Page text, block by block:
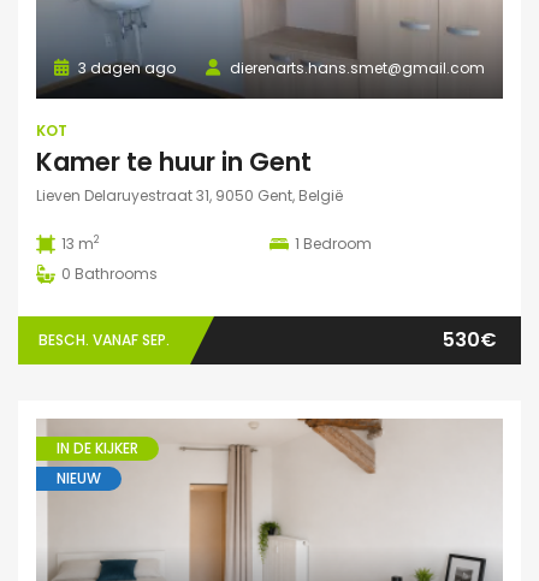
dierenarts.hans.smet@gmail.com
3 dagen ago
KOT
Kamer te huur in Gent
Lieven Delaruyestraat 31, 9050 Gent, België
13 m2 1 Bedroom
0 Bathrooms
BESCH. VANAF SEP. 530€
IN DE KIJKER
NIEUW